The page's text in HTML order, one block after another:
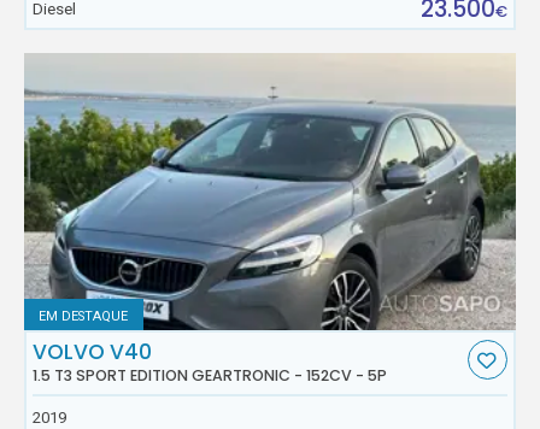
Diesel 23.500€
EM DESTAQUE
VOLVO V40
1.5 T3 SPORT EDITION GEARTRONIC - 152CV - 5P
2019